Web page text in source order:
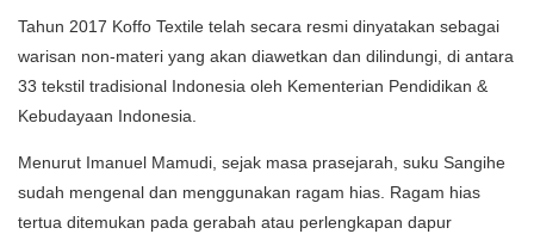
Tahun 2017 Koffo Textile telah secara resmi dinyatakan sebagai
warisan non-materi yang akan diawetkan dan dilindungi, di antara
33 tekstil tradisional Indonesia oleh Kementerian Pendidikan &
Kebudayaan Indonesia.
Menurut Imanuel Mamudi, sejak masa prasejarah, suku Sangihe
sudah mengenal dan menggunakan ragam hias. Ragam hias
tertua ditemukan pada gerabah atau perlengkapan dapur